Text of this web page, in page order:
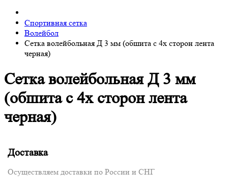
Спортивная сетка
Волейбол
Сетка волейбольная Д 3 мм (обшита с 4х сторон лента
черная)
Сетка волейбольная Д 3 мм
(обшита с 4х сторон лента
черная)
Доставка
Осуществляем доставки по России и СНГ